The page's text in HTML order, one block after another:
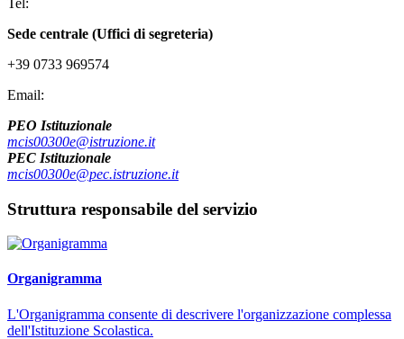
Sede centrale (Uffici di segreteria)
+39 0733 969574
Email:
PEO Istituzionale
mcis00300e@istruzione.it
PEC Istituzionale
mcis00300e@pec.istruzione.it
Struttura responsabile del servizio
Organigramma
L'Organigramma consente di descrivere l'organizzazione complessa
dell'Istituzione Scolastica.